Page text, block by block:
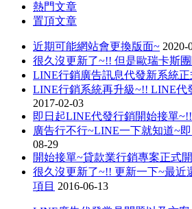
熱門文章
置頂文章
近期可能網站會更換版面~ 2020-
很久沒更新了~!! 但是歐瑞卡斯
LINE行銷廣告訊息代發新系統
LINE行銷系統再升級~!! LINE代
2017-02-03
即日起LINE代發行銷開始接單~!!
廣告行不行~LINE一下就知道~
08-29
開始接單~貸款業行銷專案正式
很久沒更新了~!! 更新一下~最近
項目 2016-06-13